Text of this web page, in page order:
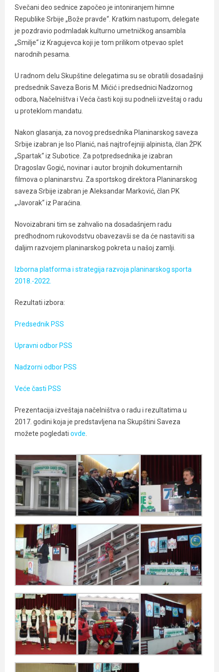
Svečani deo sednice započeo je intoniranjem himne
Republike Srbije „Bože pravde“. Kratkim nastupom, delegate
je pozdravio podmladak kulturno umetničkog ansambla
„Smilje“ iz Kragujevca koji je tom prilikom otpevao splet
narodnih pesama.
U radnom delu Skupštine delegatima su se obratili dosadašnji
predsednik Saveza Boris M. Mićić i predsednici Nadzornog
odbora, Načelništva i Veća časti koji su podneli izveštaj o radu
u proteklom mandatu.
Nakon glasanja, za novog predsednika Planinarskog saveza
Srbije izabran je Iso Planić, naš najtrofejniji alpinista, član ŽPK
„Spartak“ iz Subotice. Za potpredsednika je izabran
Dragoslav Gogić, novinar i autor brojnih dokumentarnih
filmova o planinarstvu. Za sportskog direktora Planinarskog
saveza Srbije izabran je Aleksandar Marković, član PK
„Javorak“ iz Paraćina.
Novoizabrani tim se zahvalio na dosadašnjem radu
predhodnom rukovodstvu obavezavši se da će nastaviti sa
daljim razvojem planinarskog pokreta u našoj zamlji.
Izborna platforma i strategija razvoja planinarskog sporta
2018.-2022.
Rezultati izbora:
Predsednik PSS
Upravni odbor PSS
Nadzorni odbor PSS
Veće časti PSS
Prezentacija izveštaja načelništva o radu i rezultatima u
2017. godini koja je predstavljena na Skupštini Saveza
možete pogledati ovde